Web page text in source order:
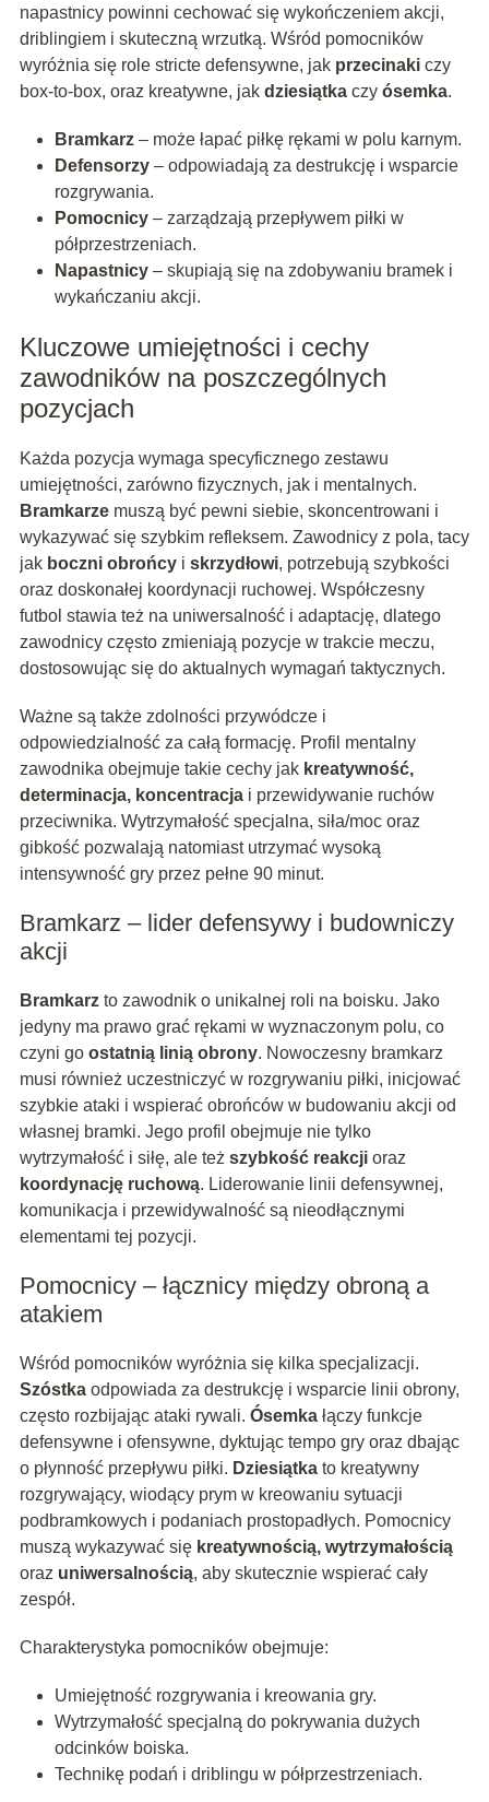
napastnicy powinni cechować się wykończeniem akcji,
driblingiem i skuteczną wrzutką. Wśród pomocników
wyróżnia się role stricte defensywne, jak przecinakiczy
box-to-box, oraz kreatywne, jak dziesiątkaczy ósemka.
Bramkarz– może łapać piłkę rękami w polu karnym.
Defensorzy– odpowiadają za destrukcję i wsparcie
rozgrywania.
Pomocnicy– zarządzają przepływem piłki w
półprzestrzeniach.
Napastnicy– skupiają się na zdobywaniu bramek i
wykańczaniu akcji.
Kluczowe umiejętności i cechy
zawodników na poszczególnych
pozycjach
Każda pozycja wymaga specyficznego zestawu
umiejętności, zarówno fizycznych, jak i mentalnych.
Bramkarzemuszą być pewni siebie, skoncentrowani i
wykazywać się szybkim refleksem. Zawodnicy z pola, tacy
jak boczni obrońcyi skrzydłowi, potrzebują szybkości
oraz doskonałej koordynacji ruchowej. Współczesny
futbol stawia też na uniwersalność i adaptację, dlatego
zawodnicy często zmieniają pozycje w trakcie meczu,
dostosowując się do aktualnych wymagań taktycznych.
Ważne są także zdolności przywódcze i
odpowiedzialność za całą formację. Profil mentalny
zawodnika obejmuje takie cechy jak kreatywność,
determinacja, koncentracjai przewidywanie ruchów
przeciwnika. Wytrzymałość specjalna, siła/moc oraz
gibkość pozwalają natomiast utrzymać wysoką
intensywność gry przez pełne 90 minut.
Bramkarz – lider defensywy i budowniczy
akcji
Bramkarzto zawodnik o unikalnej roli na boisku. Jako
jedyny ma prawo grać rękami w wyznaczonym polu, co
czyni go ostatnią linią obrony. Nowoczesny bramkarz
musi również uczestniczyć w rozgrywaniu piłki, inicjować
szybkie ataki i wspierać obrońców w budowaniu akcji od
własnej bramki. Jego profil obejmuje nie tylko
wytrzymałość i siłę, ale też szybkość reakcjioraz
koordynację ruchową. Liderowanie linii defensywnej,
komunikacja i przewidywalność są nieodłącznymi
elementami tej pozycji.
Pomocnicy – łącznicy między obroną a
atakiem
Wśród pomocników wyróżnia się kilka specjalizacji.
Szóstkaodpowiada za destrukcję i wsparcie linii obrony,
często rozbijając ataki rywali. Ósemkałączy funkcje
defensywne i ofensywne, dyktując tempo gry oraz dbając
o płynność przepływu piłki. Dziesiątkato kreatywny
rozgrywający, wiodący prym w kreowaniu sytuacji
podbramkowych i podaniach prostopadłych. Pomocnicy
muszą wykazywać się kreatywnością, wytrzymałością
oraz uniwersalnością, aby skutecznie wspierać cały
zespół.
Charakterystyka pomocników obejmuje:
Umiejętność rozgrywania i kreowania gry.
Wytrzymałość specjalną do pokrywania dużych
odcinków boiska.
Technikę podań i driblingu w półprzestrzeniach.